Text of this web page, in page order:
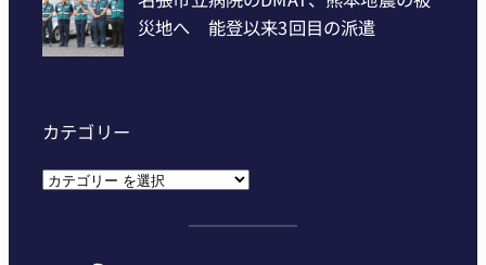
カテゴリー
カ